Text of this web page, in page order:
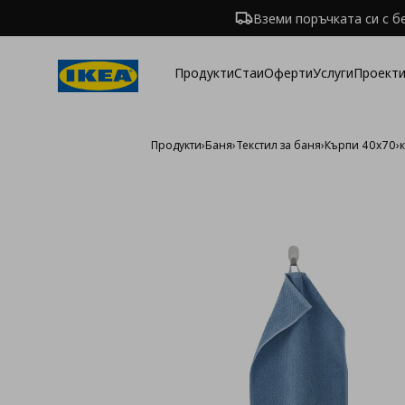
Вземи поръчката си с
ПродуктиСтаиОфертиУслуги
Продукти›Баня›Текстил за баня›Кърпи 40х70›